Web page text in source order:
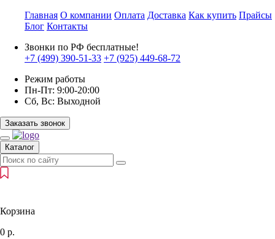
Главная О компании Оплата Доставка Как купить Прайсы
Блог Контакты
Звонки по РФ бесплатные!
+7 (499) 390-51-33 +7 (925) 449-68-72
Режим работы
Пн-Пт: 9:00-20:00
Сб, Вс: Выходной
Заказать звонок
Каталог
Корзина
0 р.